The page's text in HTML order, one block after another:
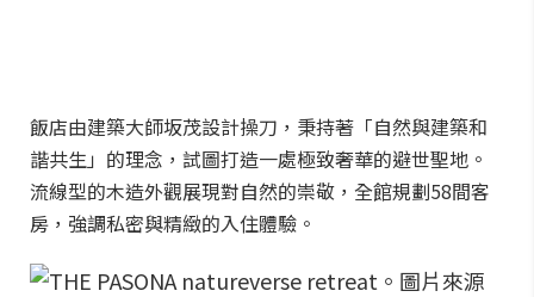
飯店由建築大師坂茂設計操刀，秉持著「自然與建築和
諧共生」的理念，試圖打造一處極致奢華的避世聖地。
流線型的木造外觀展現對自然的崇敬，全館規劃58間客
房，強調私密與精緻的入住體驗。